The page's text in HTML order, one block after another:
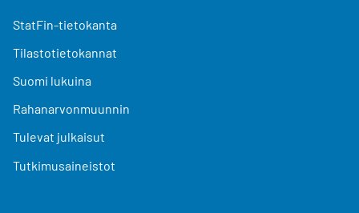
StatFin-tietokanta
Tilastotietokannat
Suomi lukuina
Rahanarvonmuunnin
Tulevat julkaisut
Tutkimusaineistot